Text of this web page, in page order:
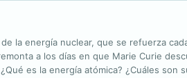
la energía nuclear, que se refuerza
a los días en que Marie Curie
es la energía atómica? ¿Cuáles son